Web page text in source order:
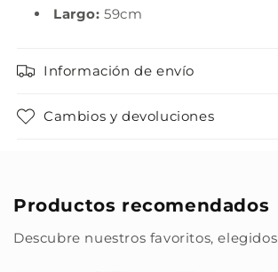
Largo: 59cm
Información de envío
Cambios y devoluciones
Productos recomendados
Descubre nuestros favoritos,